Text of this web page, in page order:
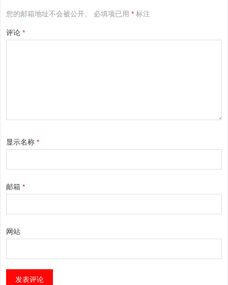
您的邮箱地址不会被公开。 必填项已用* 标注
评论*
显示名称*
邮箱*
网站